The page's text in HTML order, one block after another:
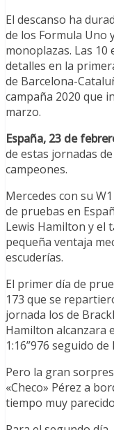
El descanso ha
de los Formula Uno
monoplazas. Las 10
detalles en la
de Barcelona-
campaña 2020 que
marzo.
España, 23 de
de estas jornadas
campeones.
Mercedes con su
de pruebas en
Lewis Hamilton y el
pequeña ventaja
escuderías.
El primer día de
173 que se
jornada los de
Hamilton alcanzara
1:16”976 seguido
Pero la gran
«Checo» Pérez a
tiempo muy